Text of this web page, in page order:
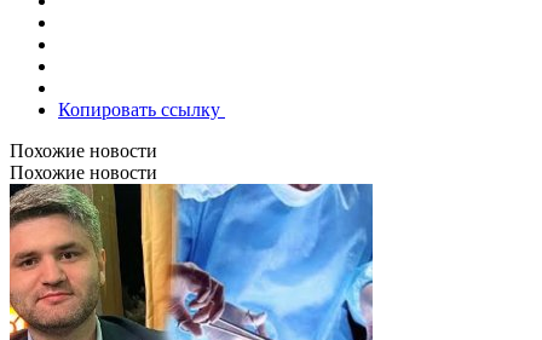
Копировать ссылку
Похожие новости
Похожие новости